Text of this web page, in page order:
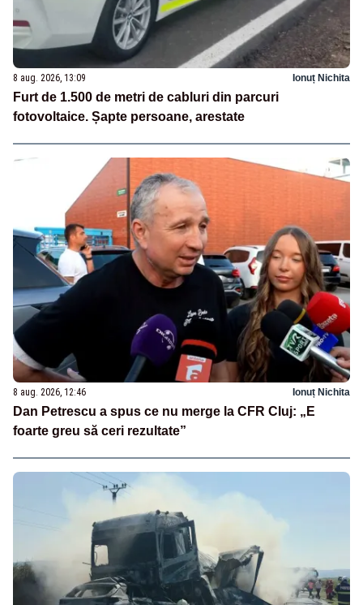
8 aug. 2026, 13:09 Ionuț Nichita
Furt de 1.500 de metri de cabluri din parcuri
fotovoltaice. Șapte persoane, arestate
8 aug. 2026, 12:46 Ionuț Nichita
Dan Petrescu a spus ce nu merge la CFR Cluj: „E
foarte greu să ceri rezultate”